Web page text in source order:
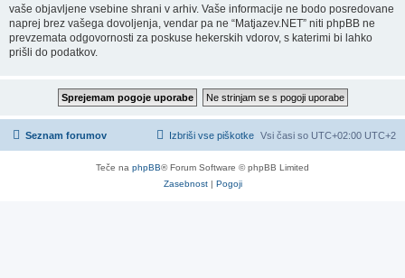
vaše objavljene vsebine shrani v arhiv. Vaše informacije ne bodo posredovane
naprej brez vašega dovoljenja, vendar pa ne “Matjazev.NET” niti phpBB ne
prevzemata odgovornosti za poskuse hekerskih vdorov, s katerimi bi lahko
prišli do podatkov.
Seznam forumov Vsi časi so UTC+02:00 UTC+2
Izbriši vse piškotke
Teče na phpBB® Forum Software © phpBB Limited
Zasebnost| Pogoji